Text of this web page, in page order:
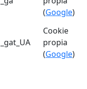
(Google)
_gat_UA
Cookie
propia
(Google)